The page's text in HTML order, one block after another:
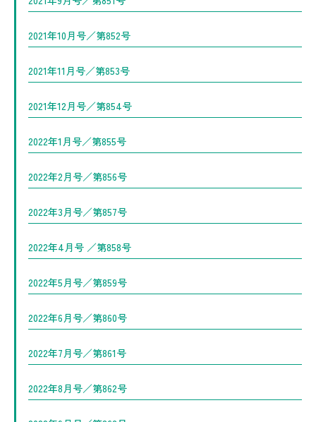
2021年10月号／第852号
2021年11月号／第853号
2021年12月号／第854号
2022年1月号／第855号
2022年2月号／第856号
2022年3月号／第857号
2022年4月号 ／第858号
2022年5月号／第859号
2022年6月号／第860号
2022年7月号／第861号
2022年8月号／第862号